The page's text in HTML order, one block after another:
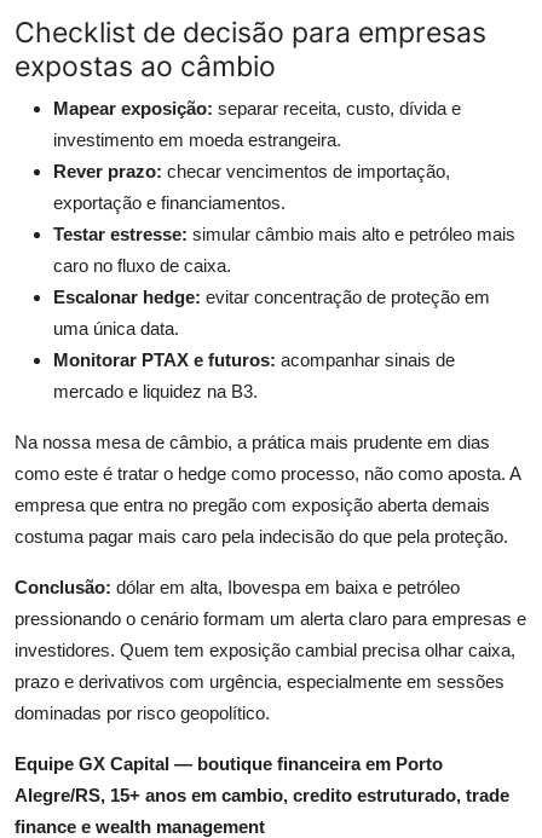
Checklist de decisão para empresas
expostas ao câmbio
Mapear exposição: separar receita, custo, dívida e
investimento em moeda estrangeira.
Rever prazo: checar vencimentos de importação,
exportação e financiamentos.
Testar estresse: simular câmbio mais alto e petróleo mais
caro no fluxo de caixa.
Escalonar hedge: evitar concentração de proteção em
uma única data.
Monitorar PTAX e futuros: acompanhar sinais de
mercado e liquidez na B3.
Na nossa mesa de câmbio, a prática mais prudente em dias
como este é tratar o hedge como processo, não como aposta. A
empresa que entra no pregão com exposição aberta demais
costuma pagar mais caro pela indecisão do que pela proteção.
Conclusão: dólar em alta, Ibovespa em baixa e petróleo
pressionando o cenário formam um alerta claro para empresas e
investidores. Quem tem exposição cambial precisa olhar caixa,
prazo e derivativos com urgência, especialmente em sessões
dominadas por risco geopolítico.
Equipe GX Capital — boutique financeira em Porto
Alegre/RS, 15+ anos em cambio, credito estruturado, trade
finance e wealth management